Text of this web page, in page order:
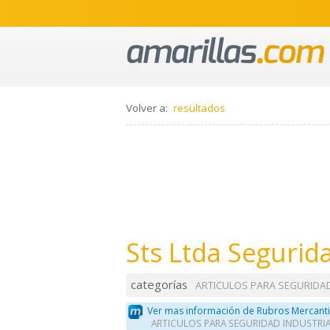
Volver a: resultados
Sts Ltda
categorías
ARTICULOS PARA
Ver mas información de Rubros
ARTICULOS PARA SEGURIDAD